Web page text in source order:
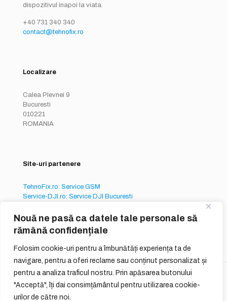
Nouă ne pasă ca datele tale personale să
rămână confidențiale
Folosim cookie-uri pentru a îmbunătăți experiența ta de
navigare, pentru a oferi reclame sau conținut personalizat și
pentru a analiza traficul nostru. Prin apăsarea butonului
"Acceptă", îți dai consimțământul pentru utilizarea cookie-
urilor de către noi.
dispozitivul inapoi la viata.
+40 731 340 340
contact@tehnofix.ro
Localizare
Calea Plevnei 9
Bucuresti
010221
ROMANIA
Site-uri partenere
TehnoFix.ro: Service GSM
Service-DJI.ro: Service DJI Bucuresti
© 2026QUIQ ONLINE SERVICES S.R.L.